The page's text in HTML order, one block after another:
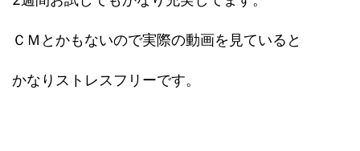
ＣＭとかもないので実際の動画を見ていると
かなりストレスフリーです。